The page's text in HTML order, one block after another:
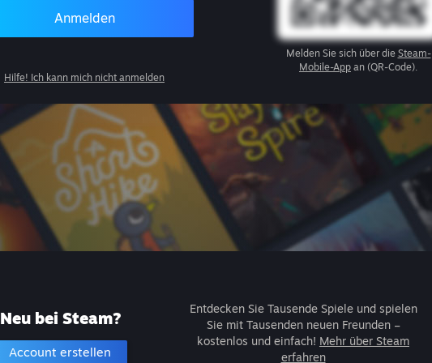
Anmelden
Hilfe! Ich kann mich nicht anmelden
Melden Sie sich über die Steam-
Mobile-App an (QR-Code).
Neu bei Steam?
Account erstellen
Entdecken Sie Tausende Spiele und spielen
Sie mit Tausenden neuen Freunden –
kostenlos und einfach! Mehr über Steam
erfahren